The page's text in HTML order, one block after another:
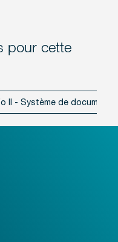
pour cette
II - Système de